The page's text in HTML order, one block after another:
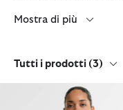
Mostra di più
Tutti i prodotti (3)
Giacca cerata Heritage.